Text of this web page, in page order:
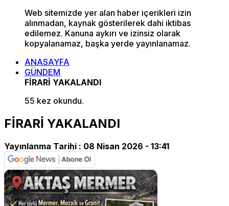
Web sitemizde yer alan haber içerikleri izin
alınmadan, kaynak gösterilerek dahi iktibas
edilemez. Kanuna aykırı ve izinsiz olarak
kopyalanamaz, başka yerde yayınlanamaz.
ANASAYFA
GÜNDEM
FİRARİ YAKALANDI
55 kez okundu.
FİRARİ YAKALANDI
Yayınlanma Tarihi : 08 Nisan 2026 - 13:41